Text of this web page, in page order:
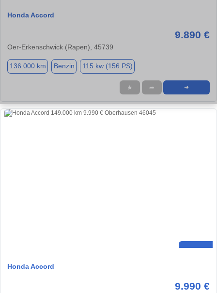
Honda Accord
9.890 €
Oer-Erkenschwick (Rapen), 45739
136.000 km Benzin 115 kw (156 PS)
★ ➦ ➜
Honda Accord
9.990 €